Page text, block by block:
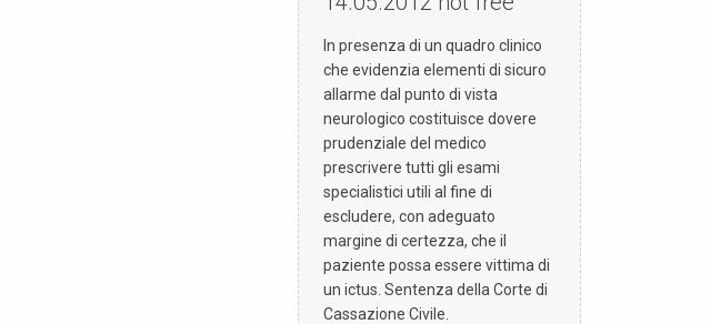
In presenza di un quadro clinico
che evidenzia elementi di sicuro
allarme dal punto di vista
neurologico costituisce dovere
prudenziale del medico
prescrivere tutti gli esami
specialistici utili al fine di
escludere, con adeguato
margine di certezza, che il
paziente possa essere vittima di
un ictus. Sentenza della Corte di
Cassazione Civile.